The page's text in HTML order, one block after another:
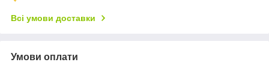
Всі умови доставки
Умови оплати